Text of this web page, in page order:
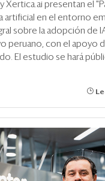
Xertica.ai presentan el
artificial en el entorno
sobre la adopción de
peruano, con el apoyo
El estudio se hará